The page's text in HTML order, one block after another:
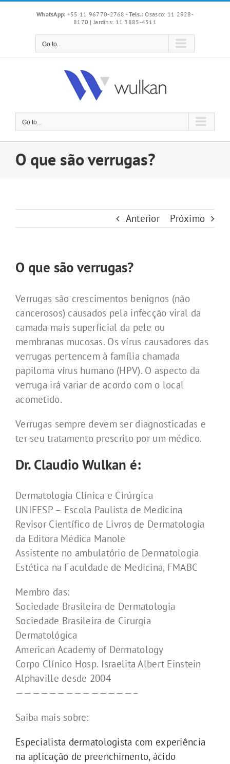
WhatsApp: +55 11 96770-2768 -Tels.: Osasco: 11 2928-
8170 | Jardins: 11 3885-4511
Go to...
Go to...
O que são verrugas?
Anterior Próximo
O que são verrugas?
Verrugas são crescimentos benignos (não
cancerosos) causados pela infecção viral da
camada mais superficial da pele ou
membranas mucosas. Os vírus causadores das
verrugas pertencem à família chamada
papiloma vírus humano (HPV). O aspecto da
verruga irá variar de acordo com o local
acometido.
Verrugas sempre devem ser diagnosticadas e
ter seu tratamento prescrito por um médico.
Dr. Claudio Wulkan é:
Dermatologia Clínica e Cirúrgica
UNIFESP – Escola Paulista de Medicina
Revisor Científico de Livros de Dermatologia
da Editora Médica Manole
Assistente no ambulatório de Dermatologia
Estética na Faculdade de Medicina, FMABC
Membro das:
Sociedade Brasileira de Dermatologia
Sociedade Brasileira de Cirurgia
Dermatológica
American Academy of Dermatology
Corpo Clínico Hosp. Israelita Albert Einstein
Alphaville desde 2004
——————————————–
Saiba mais sobre:
Especialista dermatologista com experiência
na aplicação de preenchimento, ácido